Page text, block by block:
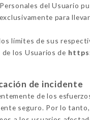
del Usuario
para
límites de sus
los Usuarios de
de incidente
de los
seguro. Por lo